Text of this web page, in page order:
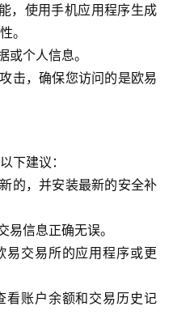
，使用手机应用程序生成
。
个人信息。
击，确保您访问的是欧易
下建议：
的，并安装最新的安全补
信息正确无误。
交易所的应用程序或更
账户余额和交易历史记